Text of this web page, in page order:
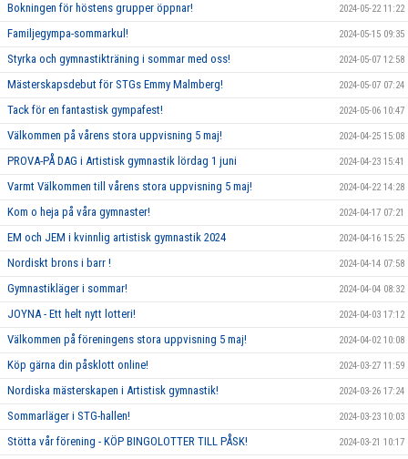
Bokningen för höstens grupper öppnar! 2024-05-22 11:22
Familjegympa-sommarkul! 2024-05-15 09:35
Styrka och gymnastikträning i sommar med oss! 2024-05-07 12:58
Mästerskapsdebut för STGs Emmy Malmberg! 2024-05-07 07:24
Tack för en fantastisk gympafest! 2024-05-06 10:47
Välkommen på vårens stora uppvisning 5 maj! 2024-04-25 15:08
PROVA-PÅ DAG i Artistisk gymnastik lördag 1 juni 2024-04-23 15:41
Varmt Välkommen till vårens stora uppvisning 5 maj! 2024-04-22 14:28
Kom o heja på våra gymnaster! 2024-04-17 07:21
EM och JEM i kvinnlig artistisk gymnastik 2024 2024-04-16 15:25
Nordiskt brons i barr ! 2024-04-14 07:58
Gymnastikläger i sommar! 2024-04-04 08:32
JOYNA - Ett helt nytt lotteri! 2024-04-03 17:12
Välkommen på föreningens stora uppvisning 5 maj! 2024-04-02 10:08
Köp gärna din påsklott online! 2024-03-27 11:59
Nordiska mästerskapen i Artistisk gymnastik! 2024-03-26 17:24
Sommarläger i STG-hallen! 2024-03-23 10:03
Stötta vår förening - KÖP BINGOLOTTER TILL PÅSK! 2024-03-21 10:17